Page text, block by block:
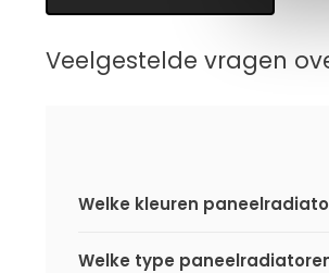
Veelgestelde vragen
Welke kleuren
Welke type